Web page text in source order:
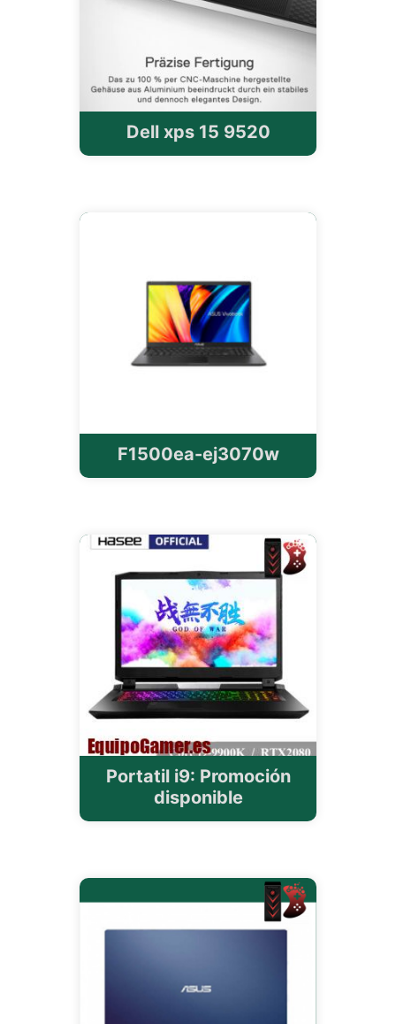
Dell xps 15 9520
F1500ea-ej3070w
Portatil i9: Promoción
disponible